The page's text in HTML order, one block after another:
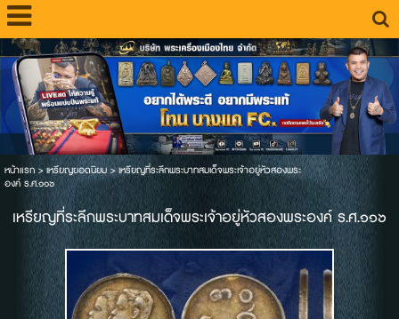
หน้าแรก>เหรียญยอดนิยม>เหรียญที่ระลึกพระบาทสมเด็จพระเจ้าอยู่หัวสองพระ
องค์ ร.ศ.๑๑๖
เหรียญที่ระลึกพระบาทสมเด็จพระเจ้าอยู่หัวสองพระองค์ ร.ศ.๑๑๖